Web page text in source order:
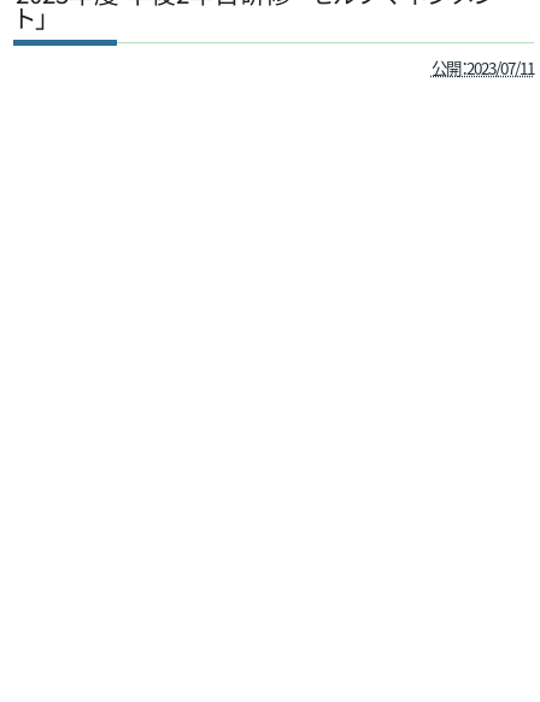
ト」
公開：2023/07/11